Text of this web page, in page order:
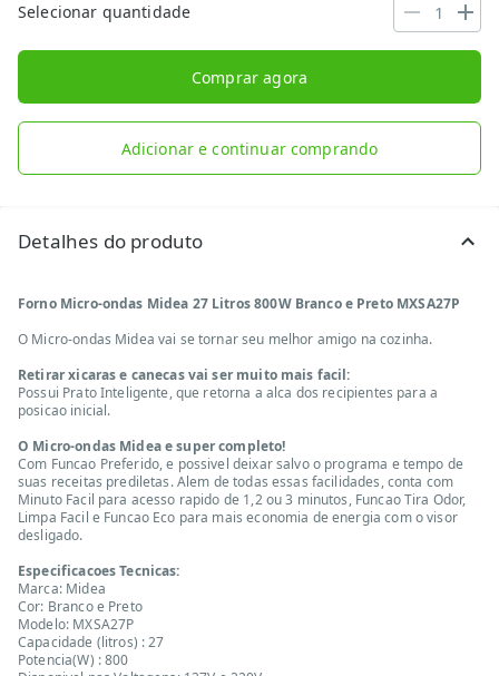
Selecionar quantidade
Comprar agora
Adicionar e continuar comprando
Detalhes do produto
Forno Micro-ondas Midea 27 Litros 800W Branco e Preto MXSA27P
O Micro-ondas Midea vai se tornar seu melhor amigo na cozinha.
Retirar xicaras e canecas vai ser muito mais facil:
Possui Prato Inteligente, que retorna a alca dos recipientes para a
posicao inicial.
O Micro-ondas Midea e super completo!
Com Funcao Preferido, e possivel deixar salvo o programa e tempo de
suas receitas prediletas. Alem de todas essas facilidades, conta com
Minuto Facil para acesso rapido de 1,2 ou 3 minutos, Funcao Tira Odor,
Limpa Facil e Funcao Eco para mais economia de energia com o visor
desligado.
Especificacoes Tecnicas:
Marca: Midea
Cor: Branco e Preto
Modelo: MXSA27P
Capacidade (litros) : 27
Potencia(W) : 800